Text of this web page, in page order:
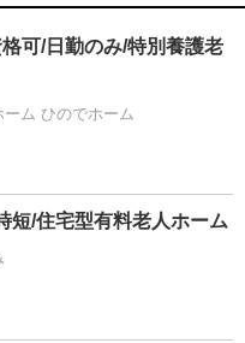
可/日勤のみ/特別養護老
ム ひのでホーム
短/住宅型有料老人ホーム